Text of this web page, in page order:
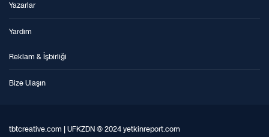
Yazarlar
Yardım
Reklam & İşbirliği
Bize Ulaşın
tbtcreative.com | UFKZDN © 2024 yetkinreport.com